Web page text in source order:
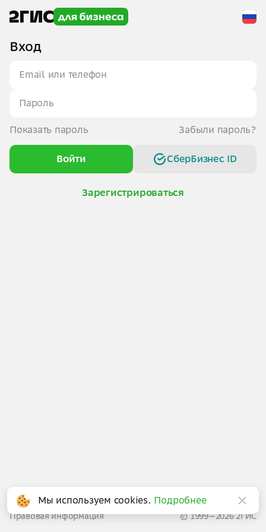
Вход
Показать пароль Забыли пароль?
Войти СберБизнес ID
Зарегистрироваться
Написать в поддержку
Правовая информация
© 1999—2026 2ГИС
Мы используем cookies. Подробнее